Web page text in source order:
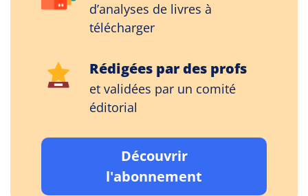
d’analyses de livres à
télécharger
Rédigées par des profs
et validées par un comité
éditorial
Découvrir
l'abonnement